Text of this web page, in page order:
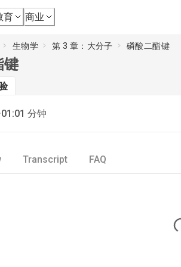
育 商业
生物学 第 3 章：大分子 磷酸二酯键
键
·01:01 分钟
Transcript FAQ